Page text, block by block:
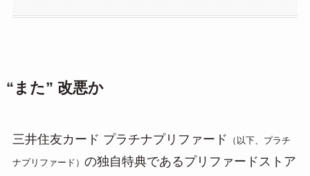
“また” 改悪か
三井住友カード プラチナプリファード （以下、プラチ
ナプリファード） の独自特典であるプリファードストア